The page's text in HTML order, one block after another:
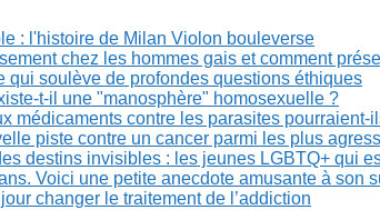
: l'histoire de Milan Violon bouleverse
chez les hommes gais et comment
qui soulève de profondes questions éthiques
t-il une "manosphère" homosexuelle ?
médicaments contre les parasites
piste contre un cancer parmi les plus
destins invisibles : les jeunes LGBTQ+ qui
Voici une petite anecdote amusante à son
changer le traitement de l’addiction